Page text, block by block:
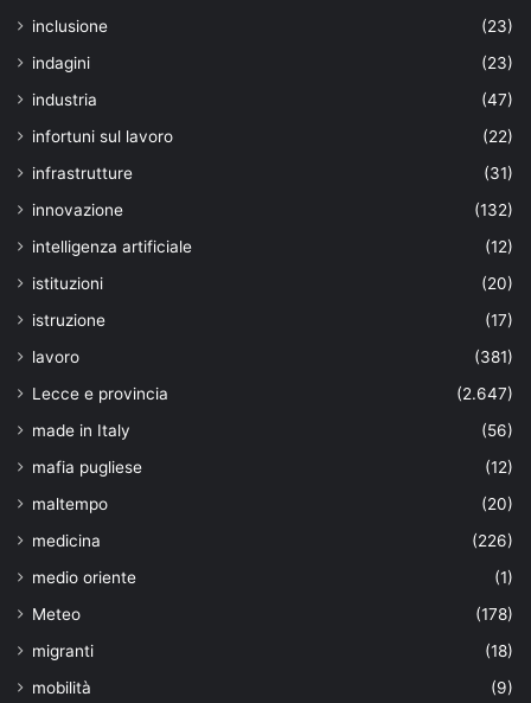
inclusione
(23)
indagini
(23)
industria
(47)
infortuni sul lavoro
(22)
infrastrutture
(31)
innovazione
(132)
intelligenza artificiale
(12)
istituzioni
(20)
istruzione
(17)
lavoro
(381)
Lecce e provincia
(2.647)
made in Italy
(56)
mafia pugliese
(12)
maltempo
(20)
medicina
(226)
medio oriente
(1)
Meteo
(178)
migranti
(18)
mobilità
(9)